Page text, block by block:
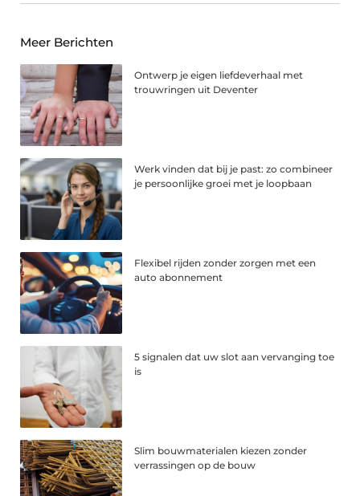
Meer Berichten
Ontwerp je eigen liefdeverhaal met
trouwringen uit Deventer
Werk vinden dat bij je past: zo combineer
je persoonlijke groei met je loopbaan
Flexibel rijden zonder zorgen met een
auto abonnement
5 signalen dat uw slot aan vervanging toe
is
Slim bouwmaterialen kiezen zonder
verrassingen op de bouw